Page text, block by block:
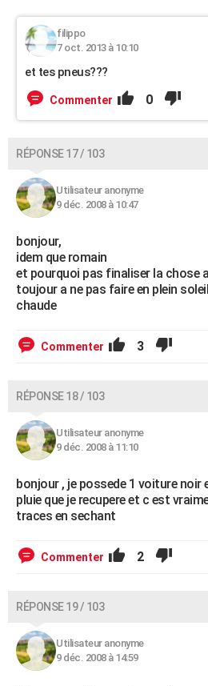
filippo
7 oct. 2013 à 10:10
et tes pneus???
Commenter 0
RÉPONSE 17 / 103
Utilisateur anonyme
9 déc. 2008 à 10:47
bonjour,
idem que romain
et pourquoi pas finaliser la chose
toujour a ne pas faire en plein
chaude
Commenter 3
RÉPONSE 18 / 103
Utilisateur anonyme
9 déc. 2008 à 11:10
bonjour , je possede 1 voiture noir
pluie que je recupere et c est
traces en sechant
Commenter 2
RÉPONSE 19 / 103
Utilisateur anonyme
9 déc. 2008 à 14:59